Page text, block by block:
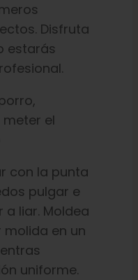
Disfruta
estarás
con la punta
pulgar e
liar. Moldea
en un
uniforme.